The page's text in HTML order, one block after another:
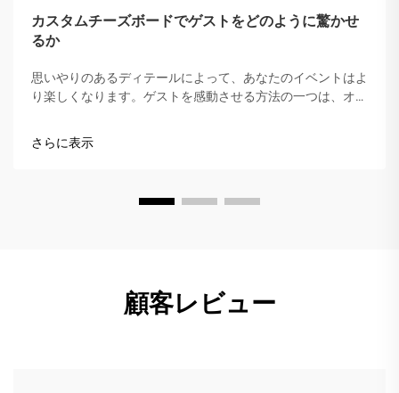
カスタムチーズボードでゲストをどのように驚かせ
るか
思いやりのあるディテールによって、あなたのイベントはよ
り楽しくなります。ゲストを感動させる方法の一つは、オリ
ズボードはあなたの料理センスを表現し、食事を忘れられな
い体験に変えてくれます。
さらに表示
顧客レビュー